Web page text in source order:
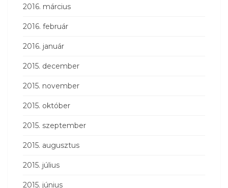
2016. március
2016. február
2016. január
2015. december
2015. november
2015. október
2015. szeptember
2015. augusztus
2015. július
2015. június